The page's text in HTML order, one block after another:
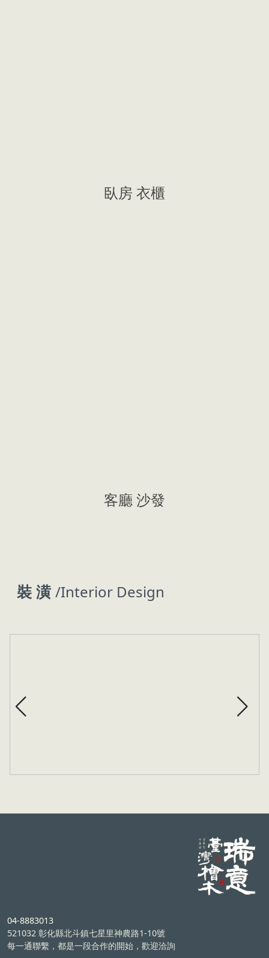
臥房 衣櫃
客廳 沙發
裝 潢 /Interior Design
04-8883013
521032 彰化縣北斗鎮七星里神農路1-10號
每一通聯繫，都是一段合作的開始，歡迎洽詢